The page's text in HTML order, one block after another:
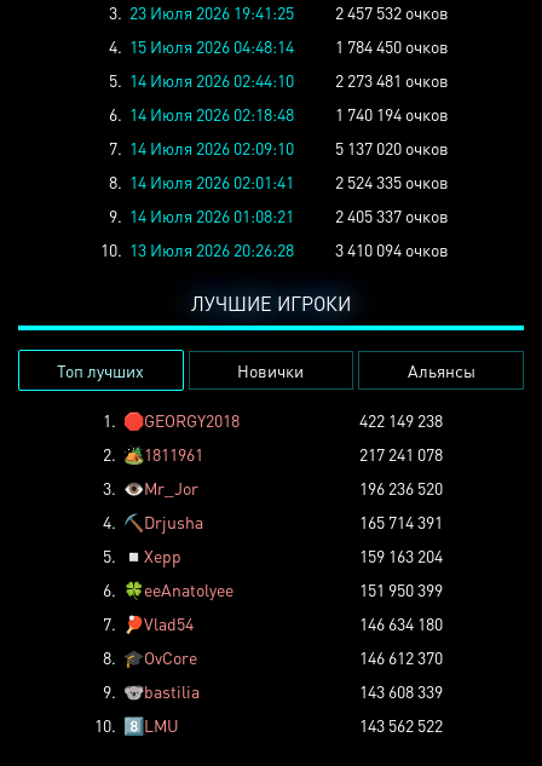
3. 23 Июля 2026 19:41:25
2 457 532 очков
4. 15 Июля 2026 04:48:14
1 784 450 очков
5. 14 Июля 2026 02:44:10
2 273 481 очков
6. 14 Июля 2026 02:18:48
1 740 194 очков
7. 14 Июля 2026 02:09:10
5 137 020 очков
8. 14 Июля 2026 02:01:41
2 524 335 очков
9. 14 Июля 2026 01:08:21
2 405 337 очков
10. 13 Июля 2026 20:26:28 3 410 094 очков
ЛУЧШИЕ ИГРОКИ
Топ лучших Новички Альянсы
1. 🛑GEORGY2018
422 149 238
2. 🏕️1811961
217 241 078
3. 👁️Mr_Jor
196 236 520
4. ⛏️ Drjusha
165 714 391
5.
◽ Xepp
159 163 204
6. 🍀eeAnatolyee
151 950 399
7.
🏓Vlad54
146 634 180
8. 🎓OvCore
146 612 370
9. 🐨bastilia
143 608 339
10. 8️⃣LMU 143 562 522